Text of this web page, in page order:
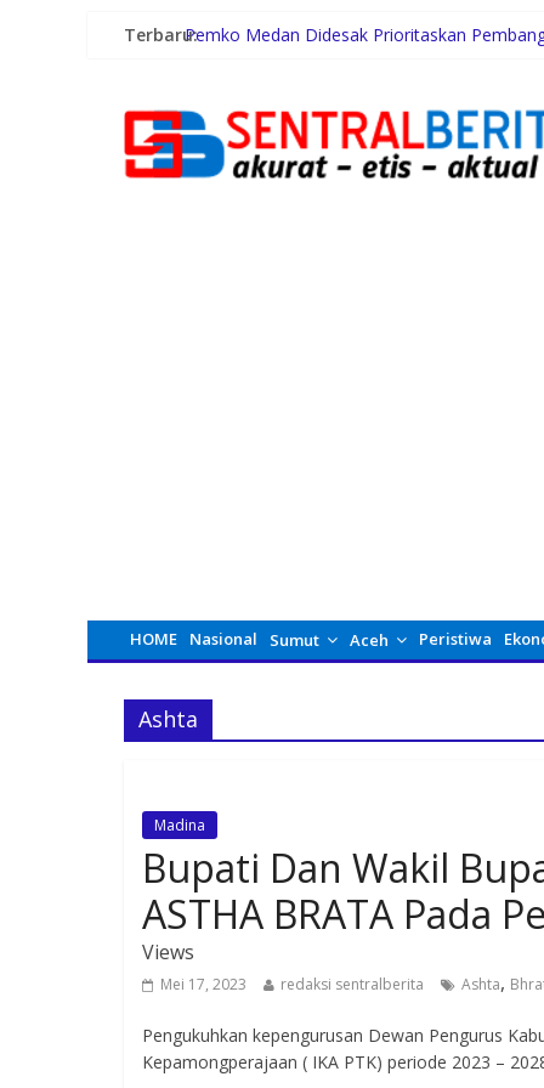
Terbaru:Pemko Medan Didesak Prioritaskan
Maknai Kemerdekaan RI Ke-81, Rico Waas
Rico Waas Kerahkan Jajaran Gotong
Tafoo’lo Nehe, Pelompat Batu Nias Mohon
HOME Nasional Sumut Aceh Peristiwa
Ashta
Madina
Bupati Dan Wakil
ASTHA BRATA Pada
Views
Mei 17, 2023 redaksi sentralberita Ashta,
Pengukuhkan kepengurusan Dewan Pengurus
Kepamongperajaan ( IKA PTK) periode 2023 –